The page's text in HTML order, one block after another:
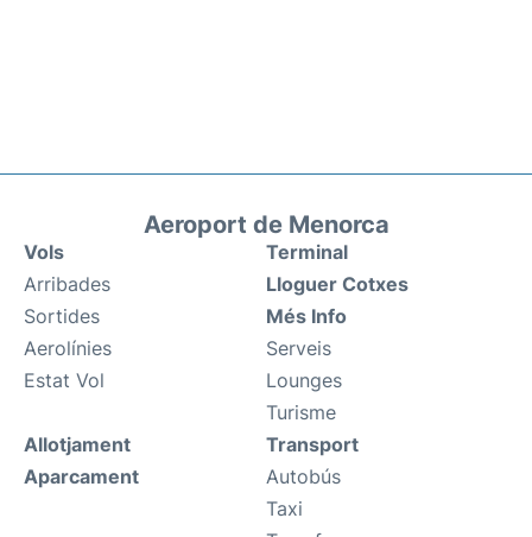
Aeroport de Menorca
Vols
Arribades
Sortides
Aerolínies
Estat Vol
Terminal
Lloguer Cotxes
Més Info
Serveis
Lounges
Turisme
Allotjament
Aparcament
Transport
Autobús
Taxi